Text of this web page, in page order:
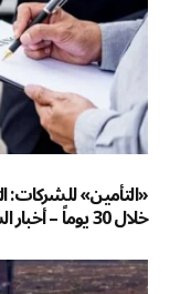
«التأمين» للشركات:
خلال 30 يوماً – أخبار السعودية